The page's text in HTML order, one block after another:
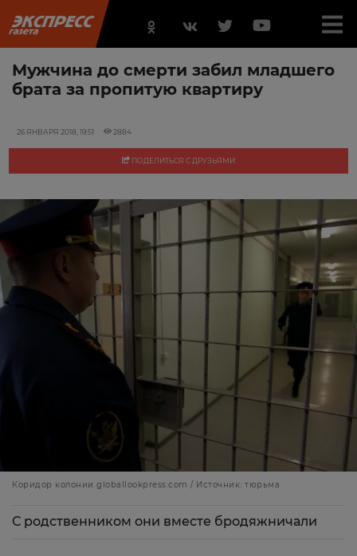
Мужчина до смерти забил младшего
брата за пропитую квартиру
26 ЯНВАРЯ 2018, 19:51 2884
ПОДЕЛИТЬСЯ С ДРУЗЬЯМИ
Коридор колонии globallookpress.com / Источник: тюрьма
С родственником они вместе бродяжничали